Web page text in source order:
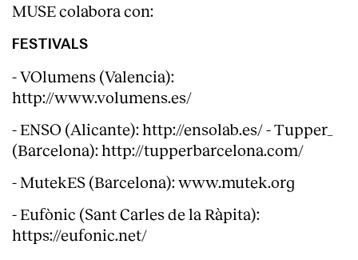
MUSE colabora con:
FESTIVALS
- VOlumens (Valencia):
http://www.volumens.es/
- ENSO (Alicante): http://ensolab.es/ - Tupper_
(Barcelona): http://tupperbarcelona.com/
- MutekES (Barcelona): www.mutek.org
- Eufònic (Sant Carles de la Ràpita):
https://eufonic.net/